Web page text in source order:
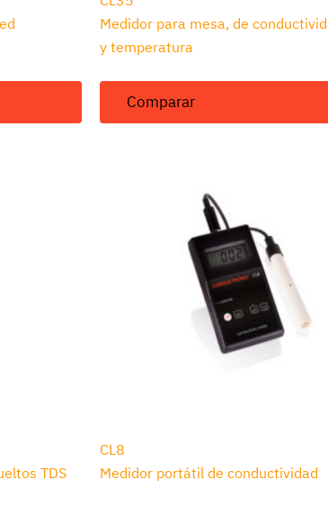
Medidor para mesa, de
y temperatura
Comparar
TDS
CL8
Medidor portátil de conductividad